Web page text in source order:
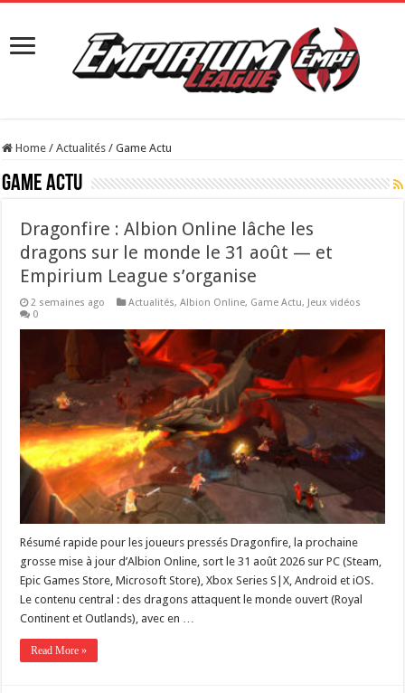
Home / Actualités / Game Actu
Game Actu
Dragonfire : Albion Online lâche les
dragons sur le monde le 31 août — et
Empirium League s’organise
2 semaines ago Actualités,Albion Online, Game Actu, Jeux vidéos
0
Résumé rapide pour les joueurs pressés Dragonfire, la prochaine
grosse mise à jour d’Albion Online, sort le 31 août 2026 sur PC (Steam,
Epic Games Store, Microsoft Store), Xbox Series S|X, Android et iOS.
Le contenu central : des dragons attaquent le monde ouvert (Royal
Continent et Outlands), avec en …
Read More »